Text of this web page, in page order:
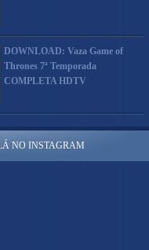
DOWNLOAD: Vaza Game of
Thrones 7ª Temporada
COMPLETA HDTV
NO INSTAGRAM